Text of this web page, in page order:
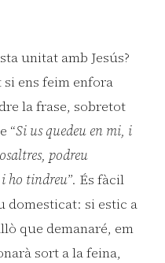
unitat amb Jesús?
ens feim enfora
la frase, sobretot
“Si us quedeu en mi, i
podreu
ho tindreu”. És fàcil
domesticat: si estic a
que demanaré, em
sort a la feina,